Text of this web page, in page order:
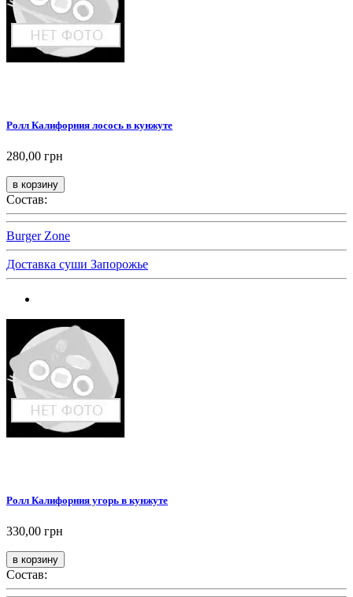
Ролл Калифорния лосось в кунжуте
280,00 грн
Состав:
Burger Zone
Доставка суши Запорожье
Ролл Калифорния угорь в кунжуте
330,00 грн
Состав: